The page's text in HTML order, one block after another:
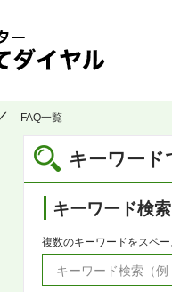
FAQ一覧
キーワード
キーワード検索
複数のキーワードをスペー